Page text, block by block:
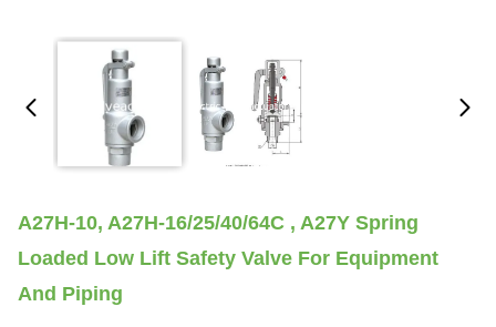
A27H-10, A27H-16/25/40/64C , A27Y Spring
Loaded Low Lift Safety Valve For Equipment
And Piping